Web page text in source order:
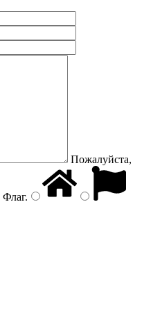
Пожалуйста,
Флаг.